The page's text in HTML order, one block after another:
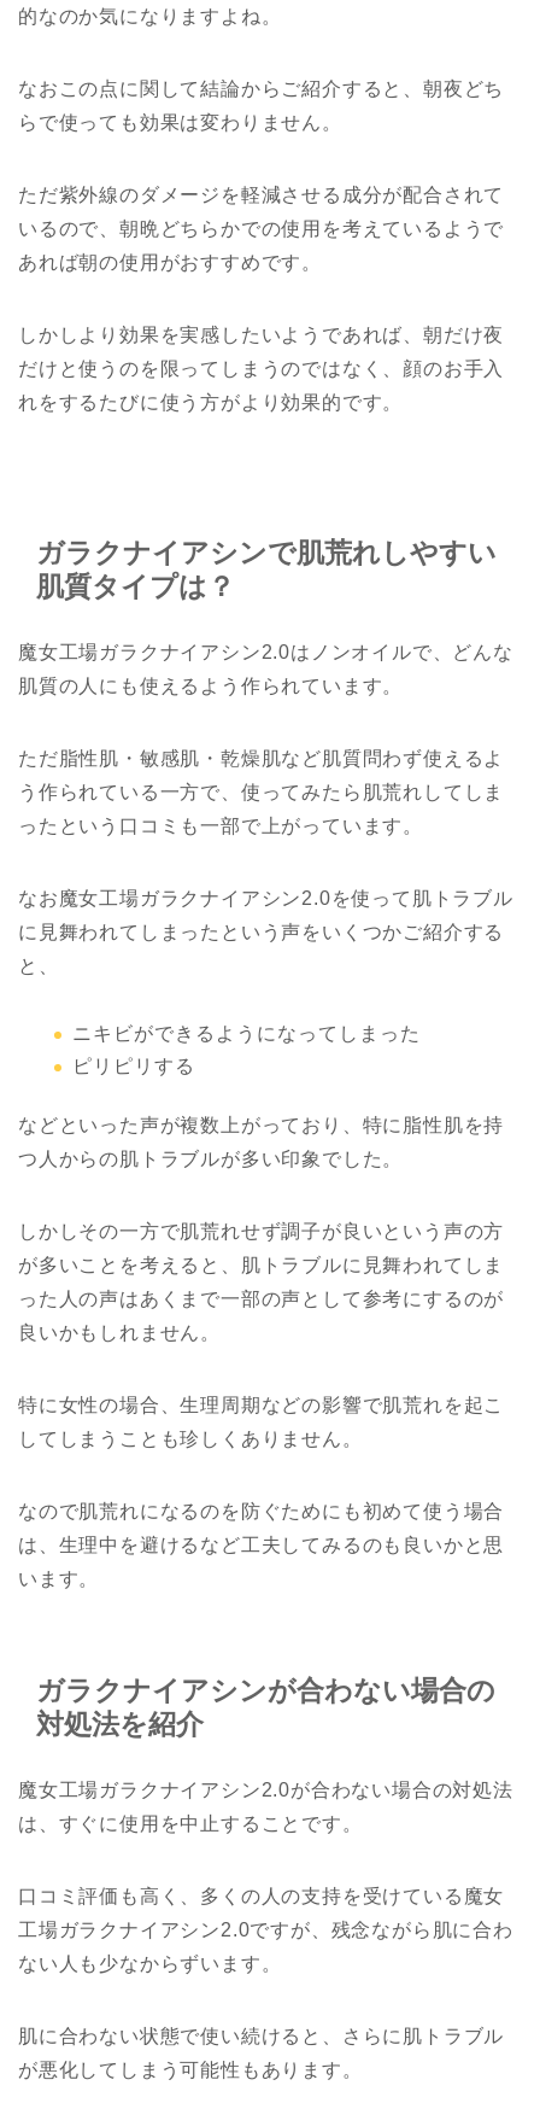
的なのか気になりますよね。
なおこの点に関して結論からご紹介すると、朝夜どち
らで使っても効果は変わりません。
ただ紫外線のダメージを軽減させる成分が配合されて
いるので、朝晩どちらかでの使用を考えているようで
あれば朝の使用がおすすめです。
しかしより効果を実感したいようであれば、朝だけ夜
だけと使うのを限ってしまうのではなく、顔のお手入
れをするたびに使う方がより効果的です。
ガラクナイアシンで肌荒れしやすい
肌質タイプは？
魔女工場ガラクナイアシン2.0はノンオイルで、どんな
肌質の人にも使えるよう作られています。
ただ脂性肌・敏感肌・乾燥肌など肌質問わず使えるよ
う作られている一方で、使ってみたら肌荒れしてしま
ったという口コミも一部で上がっています。
なお魔女工場ガラクナイアシン2.0を使って肌トラブル
に見舞われてしまったという声をいくつかご紹介する
と、
ニキビができるようになってしまった
ピリピリする
などといった声が複数上がっており、特に脂性肌を持
つ人からの肌トラブルが多い印象でした。
しかしその一方で肌荒れせず調子が良いという声の方
が多いことを考えると、肌トラブルに見舞われてしま
った人の声はあくまで一部の声として参考にするのが
良いかもしれません。
特に女性の場合、生理周期などの影響で肌荒れを起こ
してしまうことも珍しくありません。
なので肌荒れになるのを防ぐためにも初めて使う場合
は、生理中を避けるなど工夫してみるのも良いかと思
います。
ガラクナイアシンが合わない場合の
対処法を紹介
魔女工場ガラクナイアシン2.0が合わない場合の対処法
は、すぐに使用を中止することです。
口コミ評価も高く、多くの人の支持を受けている魔女
工場ガラクナイアシン2.0ですが、残念ながら肌に合わ
ない人も少なからずいます。
肌に合わない状態で使い続けると、さらに肌トラブル
が悪化してしまう可能性もあります。